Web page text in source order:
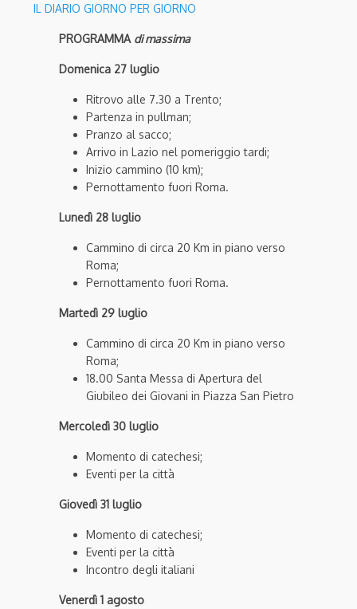
IL DIARIO GIORNO PER GIORNO
PROGRAMMA di massima
Domenica 27 luglio
Ritrovo alle 7.30 a Trento;
Partenza in pullman;
Pranzo al sacco;
Arrivo in Lazio nel pomeriggio tardi;
Inizio cammino (10 km);
Pernottamento fuori Roma.
Lunedì 28 luglio
Cammino di circa 20 Km in piano verso
Roma;
Pernottamento fuori Roma.
Martedì 29 luglio
Cammino di circa 20 Km in piano verso
Roma;
18.00 Santa Messa di Apertura del
Giubileo dei Giovani in Piazza San Pietro
Mercoledì 30 luglio
Momento di catechesi;
Eventi per la città
Giovedì 31 luglio
Momento di catechesi;
Eventi per la città
Incontro degli italiani
Venerdì 1 agosto